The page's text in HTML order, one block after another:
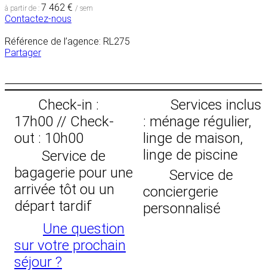
à partir de : 7 462 € / sem
Contactez-nous
Référence de l’agence: RL275
Partager
Check-in :
17h00 // Check-
out : 10h00
Service de
bagagerie pour une
arrivée tôt ou un
départ tardif
Une question
sur votre prochain
séjour ?
Services inclus
: ménage régulier,
linge de maison,
linge de piscine
Service de
conciergerie
personnalisé